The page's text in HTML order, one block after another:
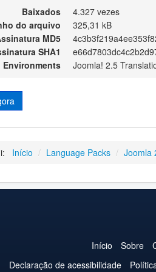
Baixados
4.327 vezes
do arquivo
325,31 kB
MD5
SHA1
Environments
Joomla! 2.5
Início / Language Packs / Joomla
Início Sobre
Declaração de acessibilidade